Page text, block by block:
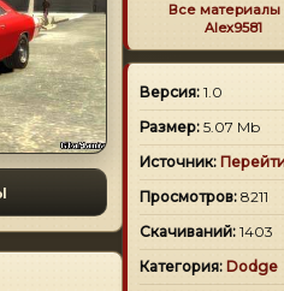
Все материалы
Alex9581
Версия: 1.0
Размер: 5.07 Mb
Источник:
Просмотров: 8211
Скачиваний: 1403
Категория: Dodge